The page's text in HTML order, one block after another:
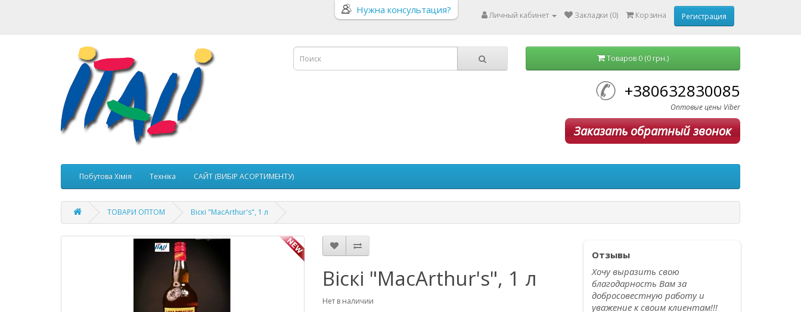
Личный кабинет Закладки (0) Корзина Регистрация
Нужна консультация?
Товаров 0 (0 грн.)
+380632830085
Оптовые цены Viber
Заказать обратный звонок
Побутова Хімія Техніка САЙТ (ВИБІР АСОРТИМЕНТУ)
ТОВАРИ ОПТОМ Віскі "MacArthur's", 1 л
Віскі "MacArthur's", 1 л
Нет в наличии
Отзывы
Хочу выразить свою
благодарность Вам за
добросовестную работу и
уважение к своим клиентам!!!